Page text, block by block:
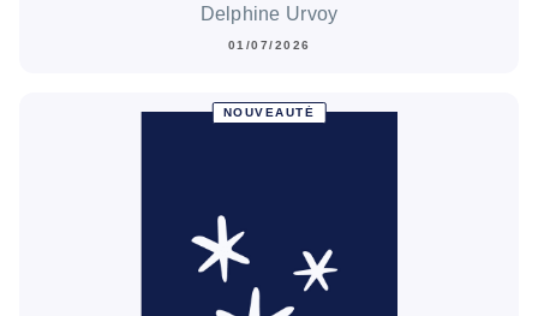
Delphine Urvoy
01/07/2026
NOUVEAUTÉ